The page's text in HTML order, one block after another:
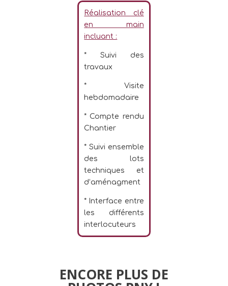
Réalisation clé
en main
incluant :
* Suivi des
travaux
* Visite
hebdomadaire
* Compte rendu
Chantier
* Suivi ensemble
des lots
techniques et
d’aménagment
* Interface entre
les différents
interlocuteurs
ENCORE PLUS DE